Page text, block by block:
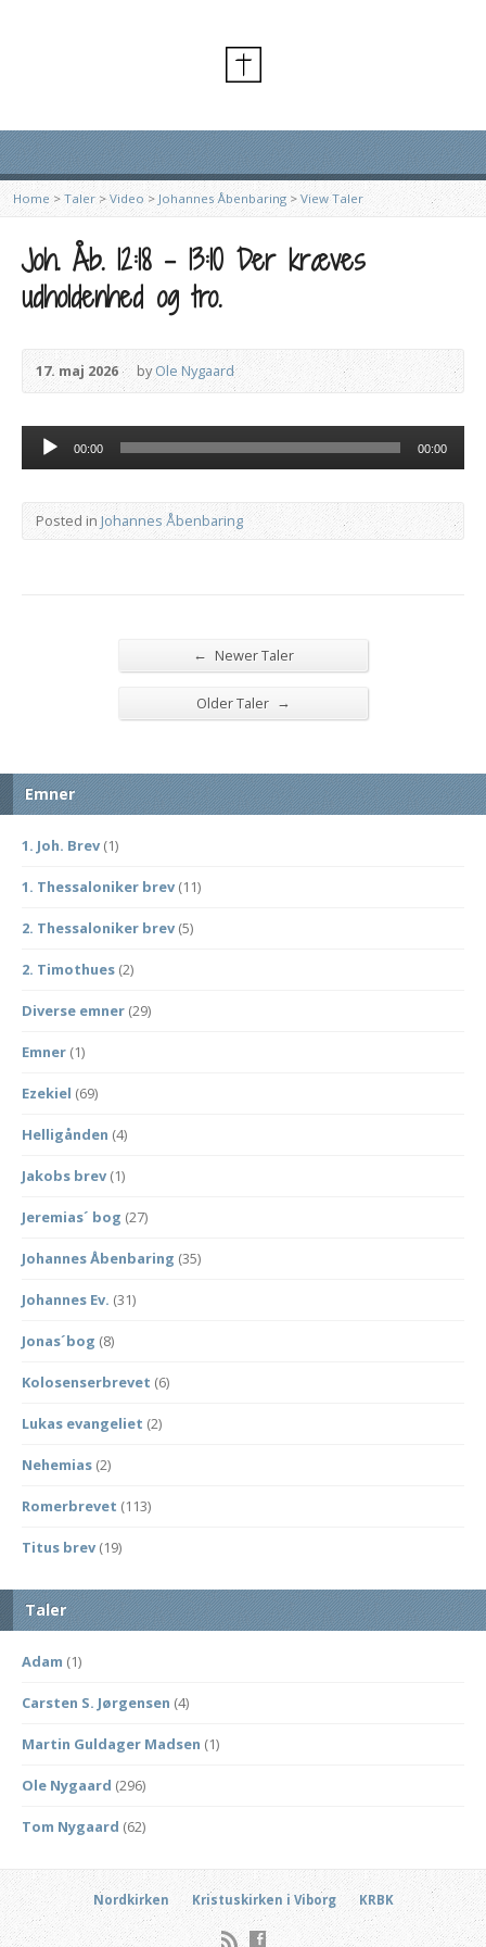
Home > Taler>Video > Johannes Åbenbaring >View Taler
Joh. Åb. 12:18 – 13:10 Der kræves
udholdenhed og tro.
17. maj 2026 byOle Nygaard
Lydafspiller
00:00 00:00
Posted in Johannes Åbenbaring
← Newer Taler
Older Taler →
Emner
1. Joh. Brev (1)
1. Thessaloniker brev (11)
2. Thessaloniker brev (5)
2. Timothues (2)
Diverse emner (29)
Emner (1)
Ezekiel (69)
Helligånden (4)
Jakobs brev (1)
Jeremias´ bog (27)
Johannes Åbenbaring (35)
Johannes Ev. (31)
Jonas´bog (8)
Kolosenserbrevet (6)
Lukas evangeliet (2)
Nehemias (2)
Romerbrevet (113)
Titus brev (19)
Taler
Adam (1)
Carsten S. Jørgensen (4)
Martin Guldager Madsen (1)
Ole Nygaard (296)
Tom Nygaard (62)
Nordkirken Kristuskirken i Viborg KRBK